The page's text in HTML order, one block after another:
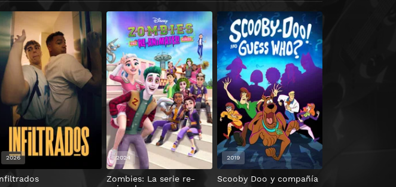
2026
Zombies: La serie re-
2024
Scooby Doo y compañía
2019